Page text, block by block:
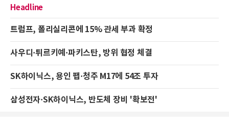
Headline
트럼프, 폴리실리콘에 15% 관세 부과 확정
사우디·튀르키예·파키스탄, 방위 협정 체결
SK하이닉스, 용인 팹·청주 M17에 54조 투자
삼성전자·SK하이닉스, 반도체 장비 '확보전'